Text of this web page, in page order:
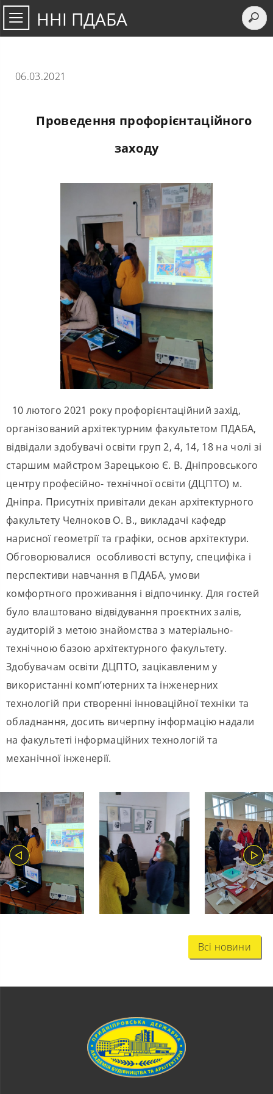
ННІ ПДАБА
06.03.2021
Проведення профорієнтаційного
заходу
10 лютого 2021 року профорієнтаційний захід,
організований архітектурним факультетом ПДАБА,
відвідали здобувачі освіти груп 2, 4, 14, 18 на чолі зі
старшим майстром Зарецькою Є. В. Дніпровського
центру професійно- технічної освіти (ДЦПТО) м.
Дніпра. Присутніх привітали декан архітектурного
факультету Челноков О. В., викладачі кафедр
нарисної геометрії та графіки, основ архітектури.
Обговорювалися особливості вступу, специфіка і
перспективи навчання в ПДАБА, умови
комфортного проживання і відпочинку. Для гостей
було влаштовано відвідування проєктних залів,
аудиторійз метою знайомства з матеріально-
технічною базою архітектурного факультету.
Здобувачам освіти ДЦПТО, зацікавленим у
використанні комп’ютерних та інженерних
технологій при створенні інноваційної техніки та
обладнання, досить вичерпну інформацію надали
на факультеті інформаційних технологій та
механічної інженерії.
Всі новини